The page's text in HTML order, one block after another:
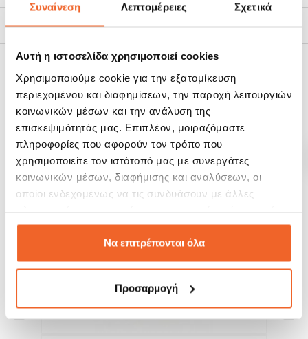
Συναίνεση Λεπτομέρειες Σχετικά
Αυτή η ιστοσελίδα χρησιμοποιεί cookies
Χρησιμοποιούμε cookie για την εξατομίκευση
περιεχομένου και διαφημίσεων, την παροχή λειτουργιών
κοινωνικών μέσων και την ανάλυση της
επισκεψιμότητάς μας. Επιπλέον, μοιραζόμαστε
πληροφορίες που αφορούν τον τρόπο που
χρησιμοποιείτε τον ιστότοπό μας με συνεργάτες
κοινωνικών μέσων, διαφήμισης και αναλύσεων, οι
οποίοι ενδεχομένως να τις συνδυάσουν με άλλες
έχουν συλλέξει σε σχέση με την από μέρους σας χρήση
των υπηρεσιών τους.Να επιτρέπονται όλα
Προσαρμογή
Τρόποι Αποστολής
Πολιτική Επιστροφών
ΣΧΕΤΙΚΆ ΠΡΟΪΌΝΤΑ
-20%